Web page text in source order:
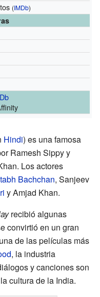
(IMDb)
Hindi) es una famosa
Ramesh Sippy y
Los actores
Bachchan, Sanjeev
y Amjad Khan.
recibió algunas
convirtió en un gran
de las películas más
, la industria
y canciones son
cultura de la India.